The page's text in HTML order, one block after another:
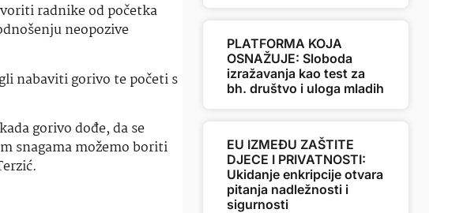
radnike od početka
neopozive
nabaviti gorivo te početi s
gorivo dođe, da se
snagama možemo boriti
PLATFORMA KOJA
OSNAŽUJE: Sloboda
izražavanja kao test za
bh. društvo i uloga mladih
EU IZMEĐU ZAŠTITE
DJECE I PRIVATNOSTI:
Ukidanje enkripcije otvara
pitanja nadležnosti i
sigurnosti